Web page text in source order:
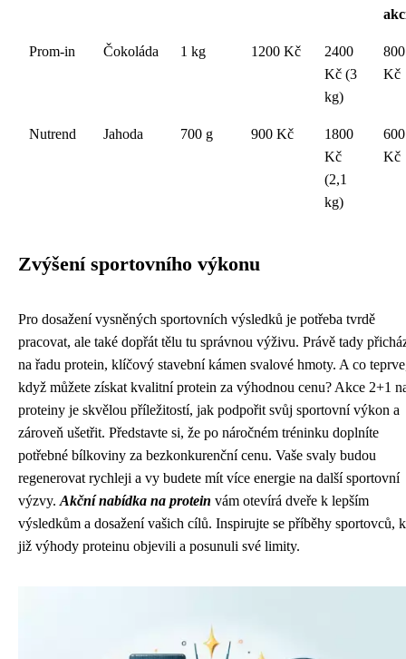
Prom-in Čokoláda 1 kg 1200 Kč
2400
Kč (3
kg)
800
Kč
Nutrend Jahoda 700 g 900 Kč
1800
Kč
(2,1
kg)
600
Kč
Zvýšení sportovního výkonu
Pro dosažení vysněných sportovních výsledků je potřeba tvrdě
pracovat, ale také dopřát tělu tu správnou výživu. Právě tady
na řadu protein, klíčový stavební kámen svalové hmoty. A co
když můžete získat kvalitní protein za výhodnou cenu? Akce 2+1
proteiny je skvělou příležitostí, jak podpořit svůj sportovní výkon a
zároveň ušetřit. Představte si, že po náročném tréninku doplníte
potřebné bílkoviny za bezkonkurenční cenu. Vaše svaly budou
regenerovat rychleji a vy budete mít více energie na další sportovní
výzvy. Akční nabídka na protein vám otevírá dveře k lepším
výsledkům a dosažení vašich cílů. Inspirujte se příběhy sportovců,
již výhody proteinu objevili a posunuli své limity.